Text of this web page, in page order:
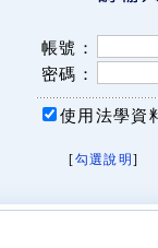
帳號：
密碼：
使用法學資
[勾選說明 ]